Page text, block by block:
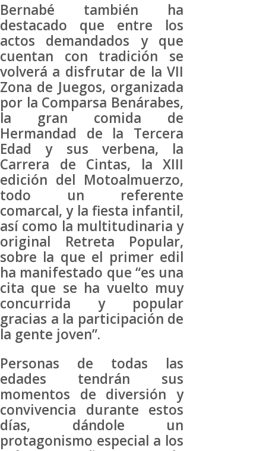
Bernabé también ha
destacado que entre los
actos demandados y que
cuentan con tradición se
volverá a disfrutar de la VII
Zona de Juegos, organizada
por la Comparsa Benárabes,
la gran comida de
Hermandad de la Tercera
Edad y sus verbena, la
Carrera de Cintas, la XIII
edición del Motoalmuerzo,
todo un referente
comarcal, y la fiesta infantil,
así como la multitudinaria y
original Retreta Popular,
sobre la que el primer edil
ha manifestado que “es una
cita que se ha vuelto muy
concurrida y popular
gracias a la participación de
la gente joven”.
Personas de todas las
edades tendrán sus
momentos de diversión y
convivencia durante estos
días, dándole un
protagonismo especial a los